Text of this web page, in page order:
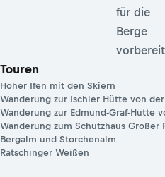
für die
Berge
Touren
Hoher Ifen mit den Skiern
Wanderung zur Ischler Hütte von der
Wanderung zur Edmund-Graf-Hütte
Wanderung zum Schutzhaus Großer
Bergalm und Storchenalm
Ratschinger Weißen